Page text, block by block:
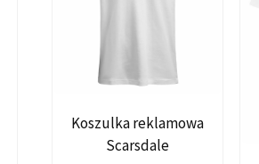
Koszulka reklamowa
Scarsdale